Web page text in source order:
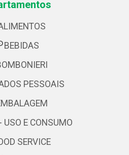
BEBIDAS
PESSOAIS
USO E CONSUMO
SERVICE